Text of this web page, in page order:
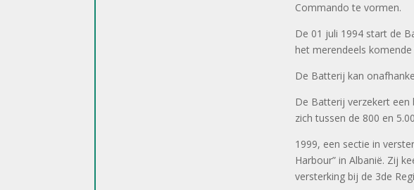
Commando te vormen.
De 01 juli 1994 start de
het merendeels komende
De Batterij kan
De Batterij verzekert
zich tussen de 800 en
1999, een sectie in
Harbour” in Albanië. Zij
versterking bij de 3de